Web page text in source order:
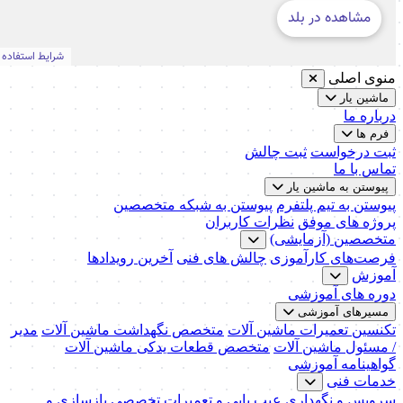
منوی اصلی
ماشین یار
درباره ما
فرم ها
ثبت درخواست ثبت چالش
تماس با ما
پیوستن به ماشین یار
پیوستن به تیم پلتفرم پیوستن به شبکه متخصصین
پروژه های موفق نظرات کاربران
متخصصین (آزمایشی)
فرصت‌های کارآموزی چالش های فنی آخرین رویدادها
آموزش
دوره های آموزشی
مسیرهای آموزشی
تکنسین تعمیرات ماشین آلات متخصص نگهداشت ماشین آلات مدیر
/ مسئول ماشین آلات متخصص قطعات یدکی ماشین آلات
گواهینامه آموزشی
خدمات فنی
سرویس و نگهداری عیب یابی و تعمیرات تخصصی بازسازی و